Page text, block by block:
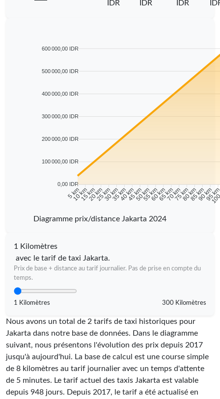
IDR IDR IDR
600 000,00 IDR
500 000,00 IDR
400 000,00 IDR
300 000,00 IDR
200 000,00 IDR
100 000,00 IDR
0,00 IDR
5 km
10 km15 km20 km25 km30 km35 km40 km45 km50 km55 km60 km65 km70 km75 km80 km85 km90 km
95
Diagramme prix/distance Jakarta 2024
1 Kilomètres
avec le tarif de taxi Jakarta.
Prix de base + distance au tarif journalier. Pas de prise en compte du
temps.
1 Kilomètres 300 Kilomètres
Nous avons un total de 2 tarifs de taxi historiques pour
Jakarta dans notre base de données. Dans le diagramme
suivant, nous présentons l'évolution des prix depuis 2017
jusqu'à aujourd'hui. La base de calcul est une course simple
de 8 kilomètres au tarif journalier avec un temps d'attente
de 5 minutes. Le tarif actuel des taxis Jakarta est valable
depuis 948 jours. Depuis 2017, le tarif a été actualisé en